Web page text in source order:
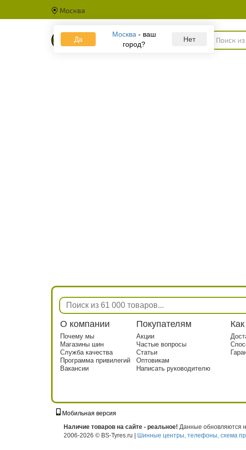
Москва
Да
Москва - ваш
город?
Нет
Каталог
О компании
Почему мы
Магазины шин
Служба качества
Программа привилегий
Вакансии
Покупателям
Акции
Частые вопросы
Статьи
Оптовикам
Написать руководителю
Мобильная версия
Наличие товаров на сайте - реальное! Данные обновляются
2006-2026 © BS-Tyres.ru |
Шинные центры, телефоны, схема